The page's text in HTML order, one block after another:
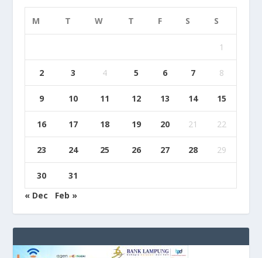
M T W T F S S
1
2 3 4 5 6 7 8
9 10 11 12 13 14 15
16 17 18 19 20 21 22
23 24 25 26 27 28 29
30
31
« Dec
Feb »